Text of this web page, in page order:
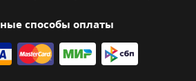
способы оплаты